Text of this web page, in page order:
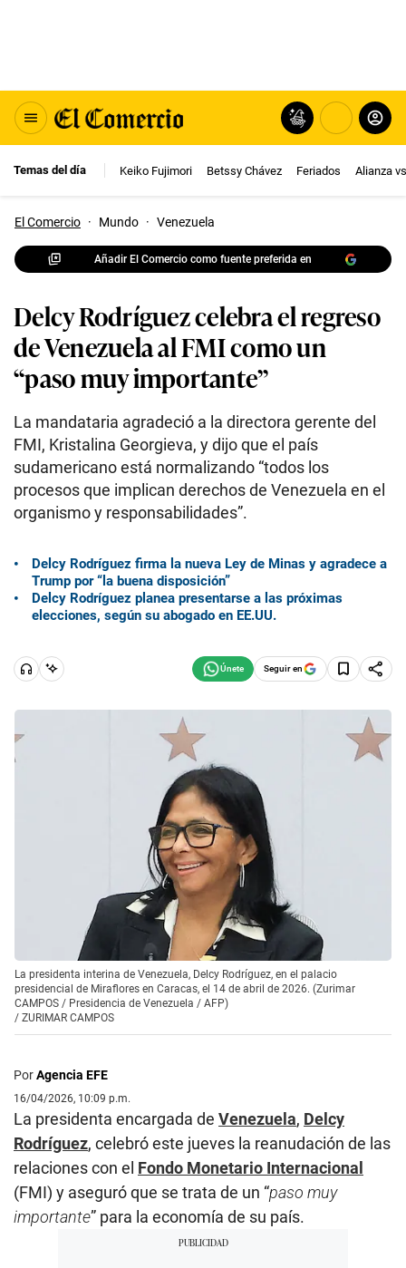
Temas del día Keiko Fujimori Betssy Chávez Feriados Alianza
El Comercio · Mundo · Venezuela
Añadir El Comercio como fuente preferida en
Delcy Rodríguez celebra el regreso
de Venezuela al FMI como un
“paso muy importante”
La mandataria agradeció a la directora gerente del
FMI, Kristalina Georgieva, y dijo que el país
sudamericano está normalizando “todos los
procesos que implican derechos de Venezuela en el
organismo y responsabilidades”.
Delcy Rodríguez firma la nueva Ley de Minas y agradece a
Trump por “la buena disposición”
Delcy Rodríguez planea presentarse a las próximas
elecciones, según su abogado en EE.UU.
Seguir en
La presidenta interina de Venezuela, Delcy Rodríguez, en el palacio
presidencial de Miraflores en Caracas, el 14 de abril de 2026. (Zurimar
CAMPOS / Presidencia de Venezuela / AFP)
/ ZURIMAR CAMPOS
PorAgencia EFE
16/04/2026, 10:09 p.m.
La presidenta encargada de Venezuela, Delcy
Rodríguez, celebró este jueves la reanudación de las
relaciones con el Fondo Monetario Internacional
(FMI) y aseguró que se trata de un “paso muy
importante” para la economía de su país.